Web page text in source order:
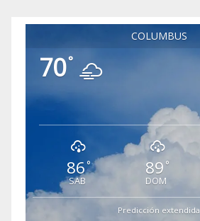
COLUMBUS
70°
86 °
SAB
89 °
DOM
Predicción extendida